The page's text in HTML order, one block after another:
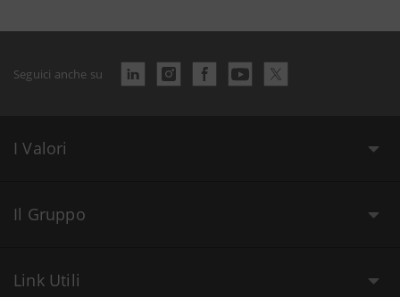
Seguici anche su
I Valori
Il Gruppo
Link Utili